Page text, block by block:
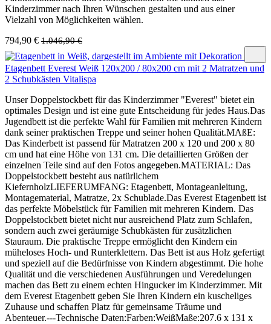
Kinderzimmer nach Ihren Wünschen gestalten und aus einer
Vielzahl von Möglichkeiten wählen.
794,90 € 1.046,90 €
Etagenbett Everest Weiß 120x200 / 80x200 cm mit 2 Matratzen und
2 Schubkästen Vitalispa
Unser Doppelstockbett für das Kinderzimmer "Everest" bietet ein
optimales Design und ist eine gute Entscheidung für jedes Haus.Das
Jugendbett ist die perfekte Wahl für Familien mit mehreren Kindern
dank seiner praktischen Treppe und seiner hohen Qualität.MAßE:
Das Kinderbett ist passend für Matratzen 200 x 120 und 200 x 80
cm und hat eine Höhe von 131 cm. Die detaillierten Größen der
einzelnen Teile sind auf den Fotos angegeben.MATERIAL: Das
Doppelstockbett besteht aus natürlichem
KiefernholzLIEFERUMFANG: Etagenbett, Montageanleitung,
Montagematerial, Matratze, 2x Schublade.Das Everest Etagenbett ist
das perfekte Möbelstück für Familien mit mehreren Kindern. Das
Doppelstockbett bietet nicht nur ausreichend Platz zum Schlafen,
sondern auch zwei geräumige Schubkästen für zusätzlichen
Stauraum. Die praktische Treppe ermöglicht den Kindern ein
müheloses Hoch- und Runterklettern. Das Bett ist aus Holz gefertigt
und speziell auf die Bedürfnisse von Kindern abgestimmt. Die hohe
Qualität und die verschiedenen Ausführungen und Veredelungen
machen das Bett zu einem echten Hingucker im Kinderzimmer. Mit
dem Everest Etagenbett geben Sie Ihren Kindern ein kuscheliges
Zuhause und schaffen Platz für gemeinsame Träume und
Abenteuer.---Technische Daten:Farben:WeißMaße:207.6 x 131 x